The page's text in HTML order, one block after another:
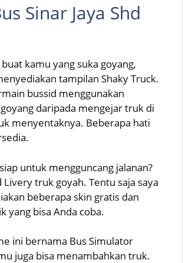
Sinar Jaya Shd
kamu yang suka goyang,
tampilan Shaky Truck.
bussid menggunakan
daripada mengejar truk di
menyentaknya. Beberapa hati
untuk mengguncang jalanan?
truk goyah. Tentu saja saya
beberapa skin gratis dan
yang bisa Anda coba.
ini bernama Bus Simulator
juga bisa menambahkan truk.